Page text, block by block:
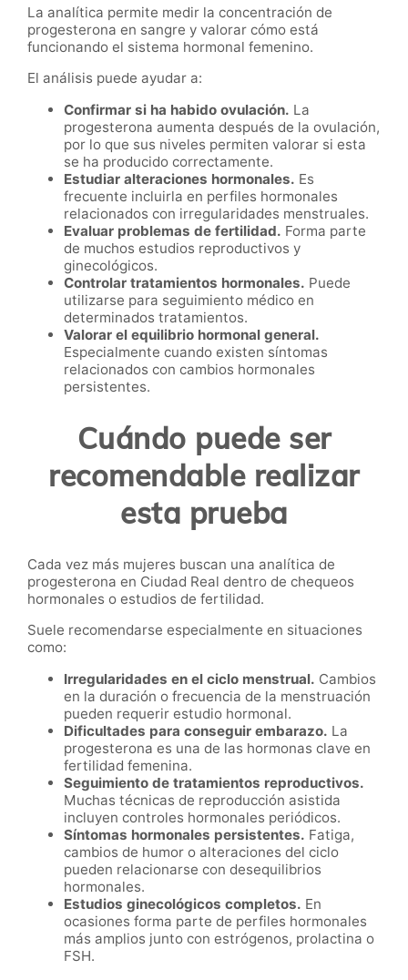
La analítica permite medir la concentración de
progesterona en sangre y valorar cómo está
funcionando el sistema hormonal femenino.
El análisis puede ayudar a:
Confirmar si ha habido ovulación. La
progesterona aumenta después de la ovulación,
por lo que sus niveles permiten valorar si esta
se ha producido correctamente.
Estudiar alteraciones hormonales. Es
frecuente incluirla en perfiles hormonales
relacionados con irregularidades menstruales.
Evaluar problemas de fertilidad. Forma parte
de muchos estudios reproductivos y
ginecológicos.
Controlar tratamientos hormonales. Puede
utilizarse para seguimiento médico en
determinados tratamientos.
Valorar el equilibrio hormonal general.
Especialmente cuando existen síntomas
relacionados con cambios hormonales
persistentes.
Cuándo puede ser
recomendable realizar
esta prueba
Cada vez más mujeres buscan una analítica de
progesterona en Ciudad Real dentro de chequeos
hormonales o estudios de fertilidad.
Suele recomendarse especialmente en situaciones
como:
Irregularidades en el ciclo menstrual. Cambios
en la duración o frecuencia de la menstruación
pueden requerir estudio hormonal.
Dificultades para conseguir embarazo. La
progesterona es una de las hormonas clave en
fertilidad femenina.
Seguimiento de tratamientos reproductivos.
Muchas técnicas de reproducción asistida
incluyen controles hormonales periódicos.
Síntomas hormonales persistentes. Fatiga,
cambios de humor o alteraciones del ciclo
pueden relacionarse con desequilibrios
hormonales.
Estudios ginecológicos completos. En
ocasiones forma parte de perfiles hormonales
más amplios junto con estrógenos, prolactina o
FSH.